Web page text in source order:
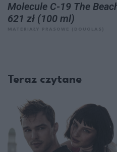
Molecule C-19 The
621 zł (100 ml)
Teraz czytane